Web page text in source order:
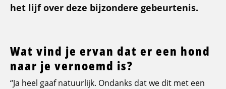
het lijf over deze bijzondere gebeurtenis.
Wat vind je ervan dat er een hond
naar je vernoemd is?
“Ja heel gaaf natuurlijk. Ondanks dat we dit met een